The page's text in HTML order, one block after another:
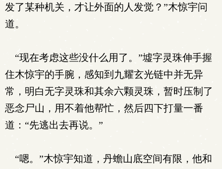
发了某种机关，才让外面的人发觉？”木惊宇问
道。
“现在考虑这些没什么用了。”墟字灵珠伸手握
住木惊宇的手腕，感知到九耀玄光链中并无异
常，明白无字灵珠和其余六颗灵珠，暂时压制了
恶念尸山，用不着他帮忙，然后四下打量一番
道：“先逃出去再说。”
“嗯。”木惊宇知道，丹蟾山底空间有限，他和